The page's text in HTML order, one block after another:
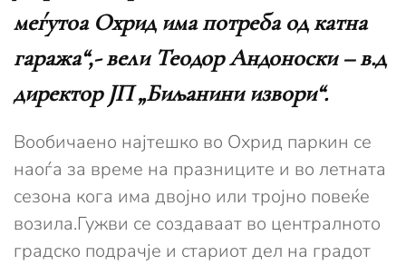
меѓутоа Охрид има потреба од катна
гаража“,- вели Теодор Андоноски – в.д
директор ЈП „Биљанини извори“.
Вообичаено најтешко во Охрид паркин се
наоѓа за време на празниците и во летната
сезона кога има двојно или тројно повеќе
возила.Гужви се создаваат во централното
градско подрачје и стариот дел на градот